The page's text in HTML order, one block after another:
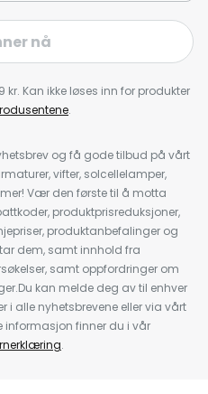
nå
kr. Kan ikke løses inn for produkter
.
og få gode tilbud på vårt
vifter, solcellelamper,
Vær den første til å motta
produktprisreduksjoner,
produktanbefalinger og
dem, samt innhold fra
samt oppfordringer om
kan melde deg av til enhver
i alle nyhetsbrevene eller via vårt
informasjon finner du i vår
.